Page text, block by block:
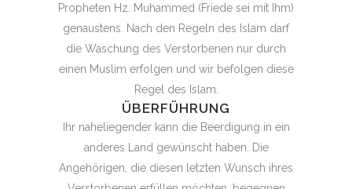
Propheten Hz. Muhammed (Friede sei mit Ihm)
genaustens. Nach den Regeln des Islam darf
die Waschung des Verstorbenen nur durch
einen Muslim erfolgen und wir befolgen diese
Regel des Islam.
ÜBERFÜHRUNG
Ihr naheliegender kann die Beerdigung in ein
anderes Land gewünscht haben. Die
Angehörigen, die diesen letzten Wunsch ihres